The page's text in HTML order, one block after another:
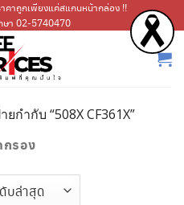
คาถูกเพียงแค่สแกนหน้ากล่อง !!
ษา 02-5740470
กำกับ “508X CF361X”
รอง